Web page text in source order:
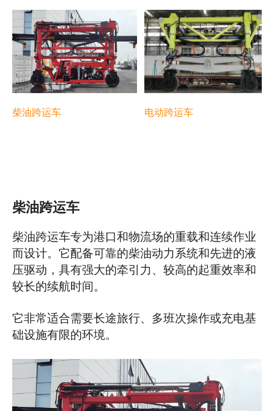
柴油跨运车 电动跨运车
柴油跨运车
柴油跨运车专为港口和物流场的重载和连续作业
而设计。它配备可靠的柴油动力系统和先进的液
压驱动，具有强大的牵引力、较高的起重效率和
较长的续航时间。
它非常适合需要长途旅行、多班次操作或充电基
础设施有限的环境。